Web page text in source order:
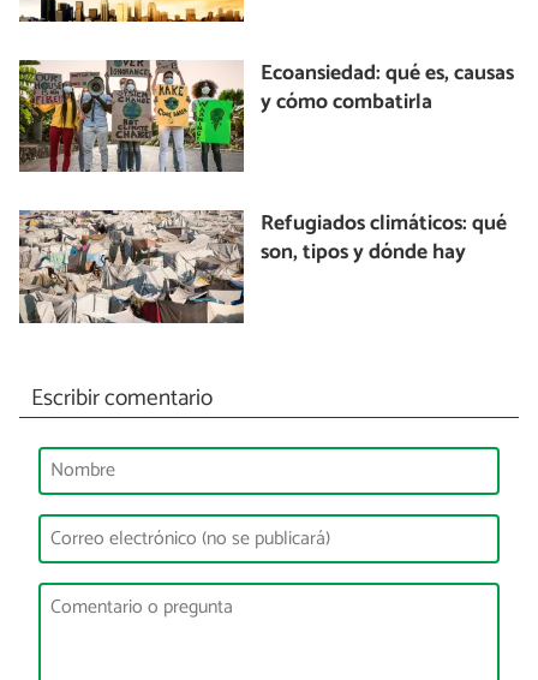
Ecoansiedad: qué es, causas
y cómo combatirla
Refugiados climáticos: qué
son, tipos y dónde hay
Escribir comentario